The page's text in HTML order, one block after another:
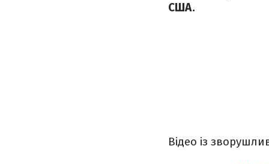
США.
Відео із